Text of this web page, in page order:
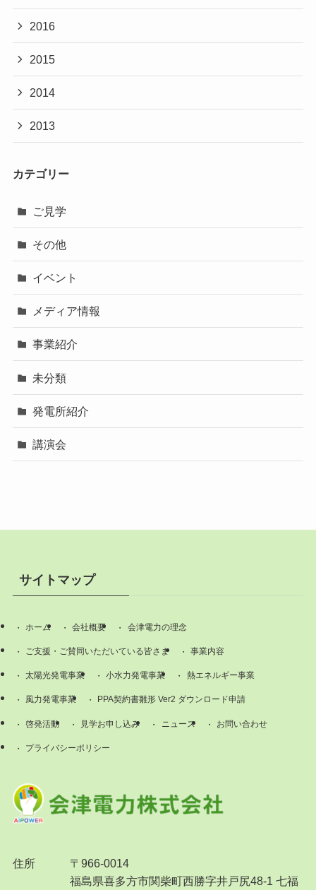
2016
2015
2014
2013
カテゴリー
ご見学
その他
イベント
メディア情報
事業紹介
未分類
発電所紹介
講演会
住所
〒966-0014
福島県喜多方市関柴町西勝字井戸尻48-1 七福
サイトマップ
ホーム 会社概要 会津電力の理念
ご支援・ご賛同いただいている皆さま 事業内容
太陽光発電事業 小水力発電事業 熱エネルギー事業
風力発電事業 PPA契約書雛形 Ver2 ダウンロード申請
啓発活動 見学お申し込み ニュース お問い合わせ
プライバシーポリシー